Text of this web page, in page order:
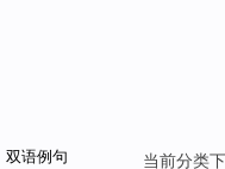
双语例句 当前分类